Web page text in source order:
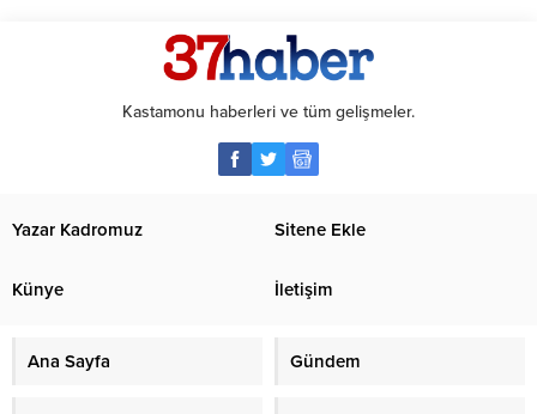
Kastamonu haberleri ve tüm gelişmeler.
Yazar Kadromuz Sitene Ekle
Künye İletişim
Ana Sayfa Gündem